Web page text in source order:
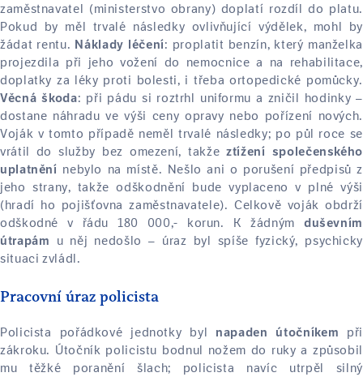
zaměstnavatel (ministerstvo obrany) doplatí rozdíl do platu.
Pokud by měl trvalé následky ovlivňující výdělek, mohl by
žádat rentu. Náklady léčení: proplatit benzín, který manželka
projezdila při jeho vožení do nemocnice a na rehabilitace,
doplatky za léky proti bolesti, i třeba ortopedické pomůcky.
Věcná škoda: při pádu si roztrhl uniformu a zničil hodinky –
dostane náhradu ve výši ceny opravy nebo pořízení nových.
Voják v tomto případě neměl trvalé následky; po půl roce se
vrátil do služby bez omezení, takžeztížení společenského
uplatnění nebylo na místě. Nešlo ani o porušení předpisů z
jeho strany, takže odškodnění bude vyplaceno v plné výši
(hradí ho pojišťovna zaměstnavatele). Celkově voják obdrží
odškodné v řádu 180 000,- korun. K žádným duševním
útrapám
u něj nedošlo – úraz byl spíše fyzický, psychicky
situaci zvládl.
Pracovní úraz policista
Policista pořádkové jednotky byl napaden útočníkem
při
zákroku. Útočník policistu bodnul nožem do ruky a způsobil
mu těžké poranění šlach; policista navíc utrpěl silný